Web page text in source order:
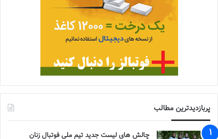
پربازدیدترین مطالب
چالش هاى ليست جدید تيم ملى فوتبال زنان